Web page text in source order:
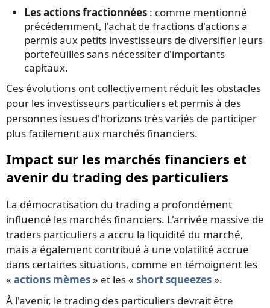
Les actions fractionnées : comme mentionné
précédemment, l'achat de fractions d'actions a
permis aux petits investisseurs de diversifier leurs
portefeuilles sans nécessiter d'importants
capitaux.
Ces évolutions ont collectivement réduit les obstacles
pour les investisseurs particuliers et permis à des
personnes issues d'horizons très variés de participer
plus facilement aux marchés financiers.
Impact sur les marchés financiers et
avenir du trading des particuliers
La démocratisation du trading a profondément
influencé les marchés financiers. L'arrivée massive de
traders particuliers a accru la liquidité du marché,
mais a également contribué à une volatilité accrue
dans certaines situations, comme en témoignent les
« actions mèmes» et les « short squeezes».
À l'avenir, le trading des particuliers devrait être